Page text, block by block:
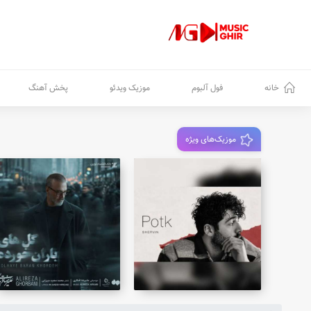
خانه فول آلبوم موزیک ویدئو پخش آهنگ
موزیک‌های ویژه